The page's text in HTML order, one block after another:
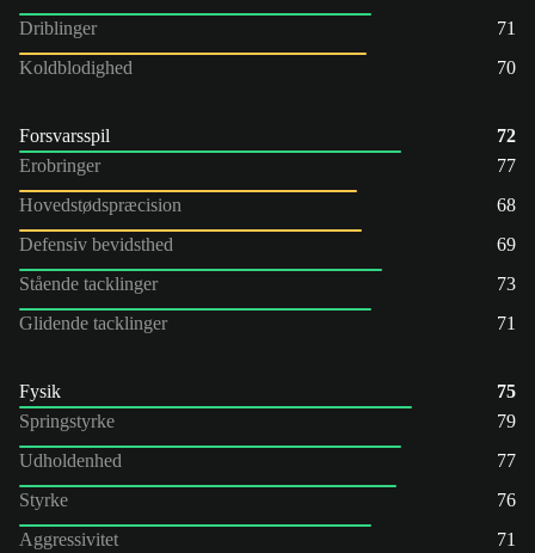
Driblinger
71
Koldblodighed
70
Forsvarsspil
72
Erobringer
77
Hovedstødspræcision
68
Defensiv bevidsthed
69
Stående tacklinger
73
Glidende tacklinger
71
Fysik
75
Springstyrke
79
Udholdenhed
77
Styrke
76
Aggressivitet
71